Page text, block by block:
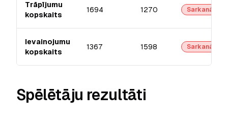
Trāpījumu
kopskaits
1694 1270 Sarkanā
Ievainojumu
kopskaits
1367 1598 Sarkanā
Spēlētāju rezultāti